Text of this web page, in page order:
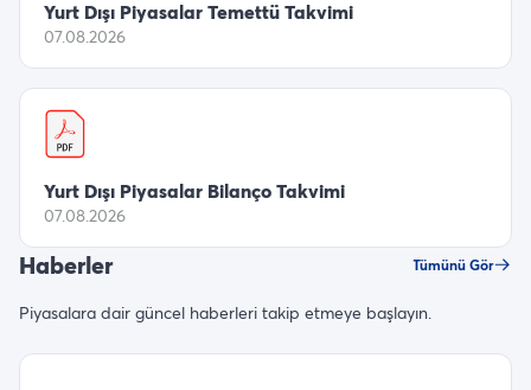
Yurt Dışı Piyasalar Temettü Takvimi
07.08.2026
Yurt Dışı Piyasalar Bilanço Takvimi
07.08.2026
Haberler Tümünü Gör
Piyasalara dair güncel haberleri takip etmeye başlayın.